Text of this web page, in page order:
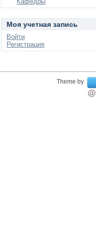
Моя учетная запись
Войти
Регистрация
Theme by